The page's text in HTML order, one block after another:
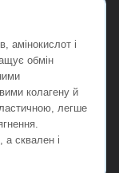
амінокислот і
обмін
колагену й
легше
сквален і